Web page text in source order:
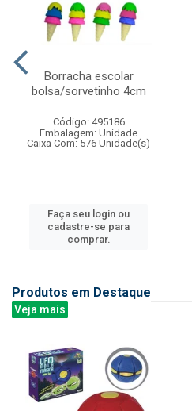
Borracha escolar
bolsa/sorvetinho 4cm
Código: 495186
Embalagem: Unidade
Caixa Com: 576 Unidade(s)
Faça seu login ou
cadastre-se para
comprar.
Produtos em Destaque
Veja mais